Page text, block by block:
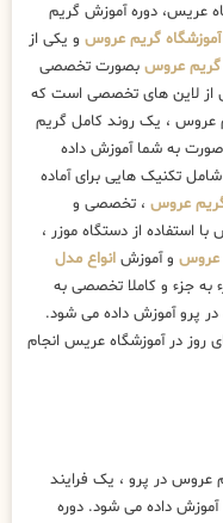
عریس، دوره آموزش گریم
آموزشگاه گریم عروس و یکی از
عروس بصورت تخصصی
از لاین های تخصصی است که
عروس ، یک روند کامل گریم
به شما آموزش داده
تکنیک هایی برای آماده
عروس ، تخصصی و
استفاده از دستگاه موزر ،
عروس و آموزش انواع مدل
جزء و کاملا تخصصی به
پرو آموزش داده می شود.
روز در آموزشگاه عریس انجام
عروس در پرو ، یک فرایند
داده می شود. دوره